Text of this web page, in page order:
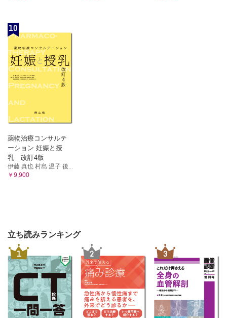
10
薬物治療コンサルテ
ーション 妊娠と授
乳 改訂4版
伊藤 真也 村島 温子 後...
￥9,900
立ち読みランキング
1 2 3